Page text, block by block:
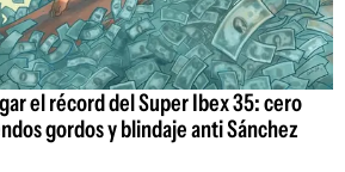
el récord del Super Ibex 35: cero
gordos y blindaje anti Sánchez